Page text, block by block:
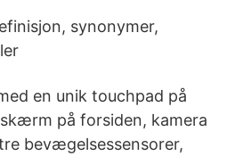
synonymer,
en unik touchpad på
på forsiden, kamera
bevægelsessensorer,